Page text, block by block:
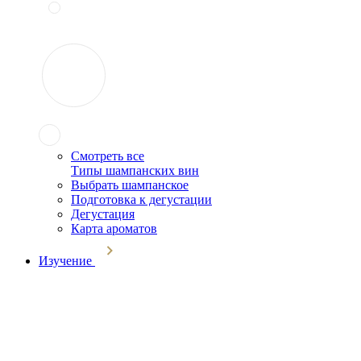
Смотреть все
Типы шампанских вин
Выбрать шампанское
Подготовка к дегустации
Дегустация
Карта ароматов
Изучение